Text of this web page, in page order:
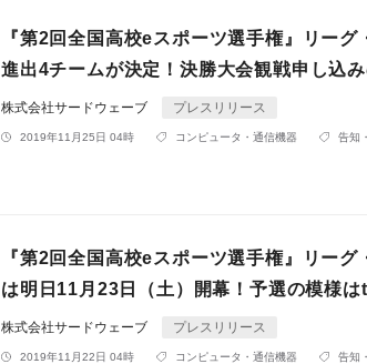
『第2回全国高校eスポーツ選手権』リー
進出4チームが決定！決勝大会観戦申し込
株式会社サードウェーブ プレスリリース
2019年11月25日 04時 コンピュータ・通信機器 告知
『第2回全国高校eスポーツ選手権』リー
は明日11月23日（土）開幕！予選の模様
株式会社サードウェーブ プレスリリース
2019年11月22日 04時 コンピュータ・通信機器 告知